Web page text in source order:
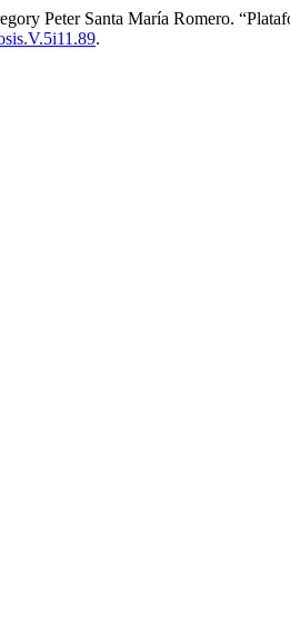
Peter Santa María Romero.
.